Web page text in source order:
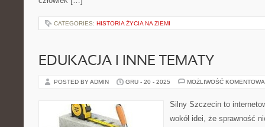
CATEGORIES: HISTORIA ŻYCIA NA ZIEMI
EDUKACJA I INNE TEMATY
POSTED BY ADMIN GRU - 20 - 2025 MOŻLIWOŚĆ
Silny Szczecin to
wokół idei, że sprawność